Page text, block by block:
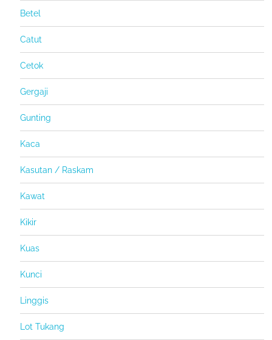
Betel
Catut
Cetok
Gergaji
Gunting
Kaca
Kasutan / Raskam
Kawat
Kikir
Kuas
Kunci
Linggis
Lot Tukang